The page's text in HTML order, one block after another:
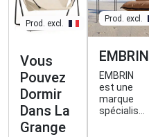
Prod. excl.
Vous
Pouvez
Dormir
Dans La
Grange
Prod. excl.
EMBRIN
EMBRIN
est une
marque
spécialisée